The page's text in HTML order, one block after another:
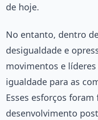
de hoje.
No entanto, dentro
desigualdade e
movimentos e
igualdade para as
Esses esforços
desenvolvimento